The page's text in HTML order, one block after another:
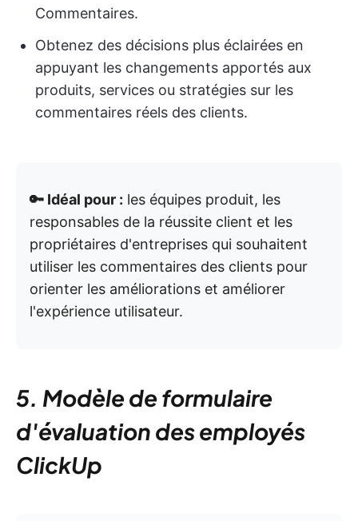
Commentaires.
Obtenez des décisions plus éclairées en
appuyant les changements apportés aux
produits, services ou stratégies sur les
commentaires réels des clients.
🔑 Idéal pour : les équipes produit, les
responsables de la réussite client et les
propriétaires d'entreprises qui souhaitent
utiliser les commentaires des clients pour
orienter les améliorations et améliorer
l'expérience utilisateur.
5. Modèle de formulaire
d'évaluation des employés
ClickUp